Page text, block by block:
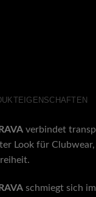
verbindet
Look für
schmiegt sich